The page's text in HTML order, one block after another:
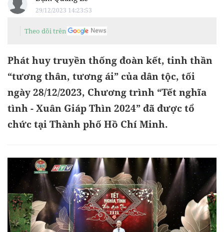
29/12/2023 14:23:53
Theo dõi trên
Phát huy truyền thống đoàn kết, tinh thần
“tương thân, tương ái” của dân tộc, tối
ngày 28/12/2023, Chương trình “Tết nghĩa
tình - Xuân Giáp Thìn 2024” đã được tổ
chức tại Thành phố Hồ Chí Minh.